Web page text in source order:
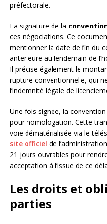
préfectorale.
La signature de la
ces négociations. Ce
mentionner la date de fin du
antérieure au lendemain de
Il précise également le
rupture conventionnelle, qui
l’indemnité légale de
Une fois signée, la
pour homologation. Cette
voie dématérialisée via le
site officiel de
21 jours ouvrables pour
acceptation à l’issue de ce
Les droits et
parties